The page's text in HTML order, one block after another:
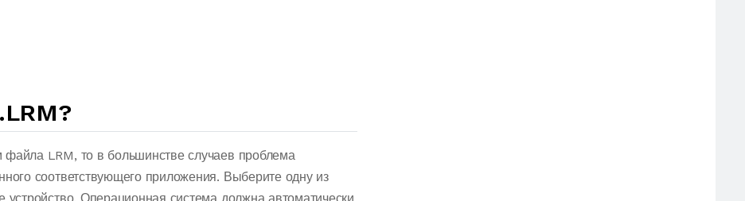
LRM, то в большинстве случаев проблема
соответствующего приложения. Выберите одну из